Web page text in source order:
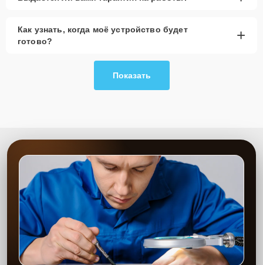
Как узнать, когда моё устройство будет
готово?
+
Показать